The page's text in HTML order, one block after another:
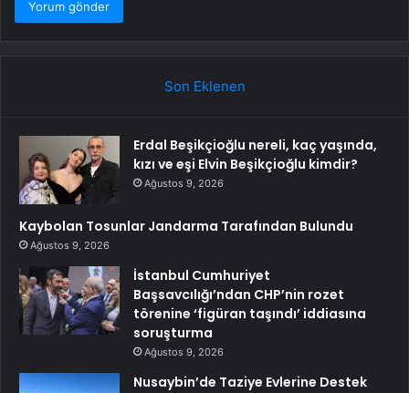
Son Eklenen
Erdal Beşikçioğlu nereli, kaç yaşında,
kızı ve eşi Elvin Beşikçioğlu kimdir?
Ağustos 9, 2026
Kaybolan Tosunlar Jandarma Tarafından Bulundu
Ağustos 9, 2026
İstanbul Cumhuriyet
Başsavcılığı’ndan CHP’nin rozet
törenine ‘figüran taşındı’ iddiasına
soruşturma
Ağustos 9, 2026
Nusaybin’de Taziye Evlerine Destek